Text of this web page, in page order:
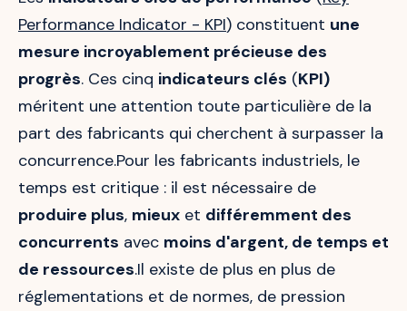
Performance Indicator - KPI) constituent une
mesure incroyablement précieuse des
progrès. Ces cinq indicateurs clés (KPI)
méritent une attention toute particulière de la
part des fabricants qui cherchent à surpasser la
concurrence.Pour les fabricants industriels, le
temps est critique : il est nécessaire de
produire plus, mieux et différemment des
concurrents avec moins d'argent, de temps et
de ressources.Il existe de plus en plus de
réglementations et de normes, de pression